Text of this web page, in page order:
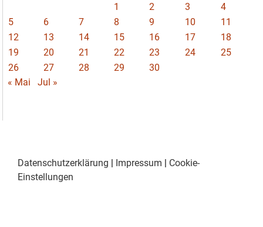
1 2 3
4
5
6 7 8 9 10
11
12
13 14 15 16 17
18
19
20 21 22 23 24
25
26
27 28 29
30
« Mai
Jul »
Datenschutzerklärung | Impressum | Cookie-
Einstellungen